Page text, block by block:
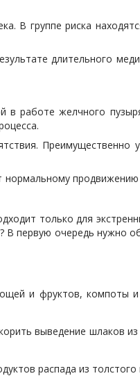
В группе риска
длительного
в работе желчного
Преимущественно
только для
В первую очередь нужно
и фруктов, компоты
выведение шлаков из
распада из толстого